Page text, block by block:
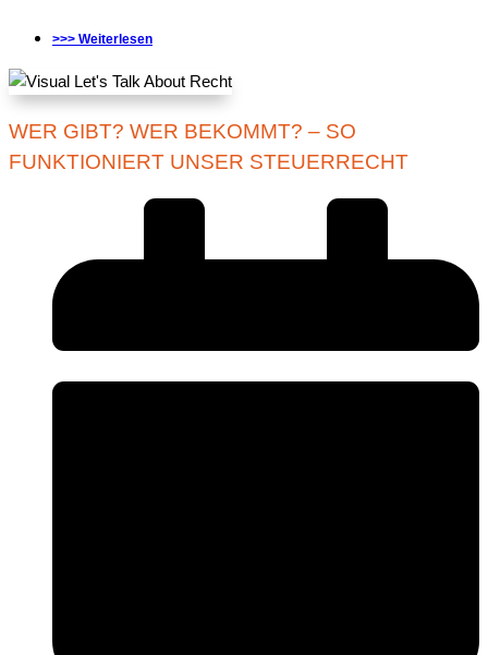
>>> Weiterlesen
WER GIBT? WER BEKOMMT? – SO
FUNKTIONIERT UNSER STEUERRECHT